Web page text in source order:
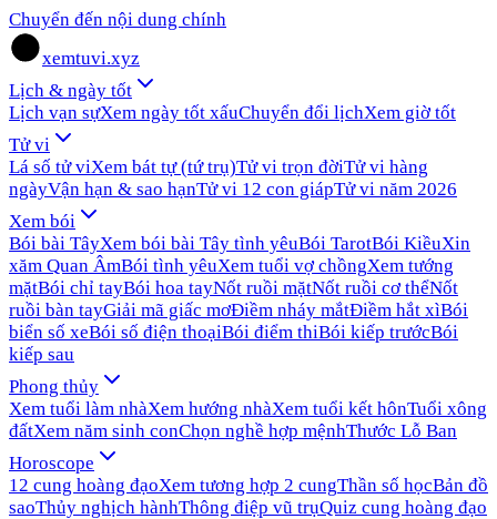
Chuyển đến nội dung chính
xemtuvi.xyz
Lịch & ngày tốt
Lịch vạn sựXem ngày tốt xấuChuyển đổi lịchXem giờ tốt
Tử vi
Lá số tử viXem bát tự (tứ trụ)Tử vi trọn đờiTử vi hàng
ngàyVận hạn & sao hạnTử vi 12 con giápTử vi năm 2026
Xem bói
Bói bài TâyXem bói bài Tây tình yêuBói TarotBói KiềuXin
xăm Quan ÂmBói tình yêuXem tuổi vợ chồngXem tướng
mặtBói chỉ tayBói hoa tayNốt ruồi mặtNốt ruồi cơ thểNốt
ruồi bàn tayGiải mã giấc mơĐiềm nháy mắtĐiềm hắt xìBói
biển số xeBói số điện thoạiBói điểm thiBói kiếp trướcBói
kiếp sau
Phong thủy
Xem tuổi làm nhàXem hướng nhàXem tuổi kết hônTuổi xông
đấtXem năm sinh conChọn nghề hợp mệnhThước Lỗ Ban
Horoscope
12 cung hoàng đạoXem tương hợp 2 cungThần số họcBản đồ
saoThủy nghịch hànhThông điệp vũ trụQuiz cung hoàng đạo